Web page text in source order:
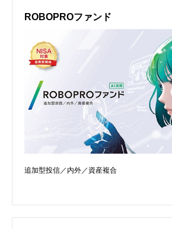
ROBOPROファンド
追加型投信／内外／資産複合